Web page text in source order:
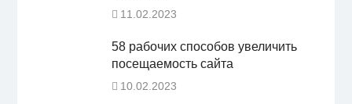
11.02.2023
58 рабочих способов увеличить
посещаемость сайта
10.02.2023